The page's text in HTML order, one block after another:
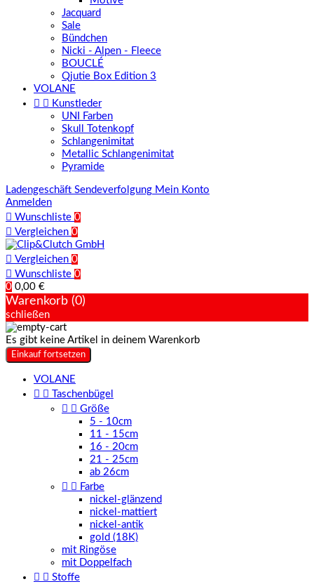
Jacquard
Sale
Bündchen
Nicki - Alpen - Fleece
BOUCLÉ
Qjutie Box Edition 3
VOLANE
  Kunstleder
UNI Farben
Skull Totenkopf
Schlangenimitat
Metallic Schlangenimitat
Pyramide
Ladengeschäft Sendeverfolgung Mein Konto
Anmelden
 Wunschliste 0
 Vergleichen 0
 Vergleichen 0
 Wunschliste 0
0 0,00 €
Warenkorb (0)
schließen
Es gibt keine Artikel in deinem Warenkorb
Einkauf fortsetzen
VOLANE
 
Taschenbügel
  Größe
5 - 10cm
11 - 15cm
16 - 20cm
21 - 25cm
ab 26cm
  Farbe
nickel-glänzend
nickel-mattiert
nickel-antik
gold (18K)
mit Ringöse
mit Doppelfach
  Stoffe